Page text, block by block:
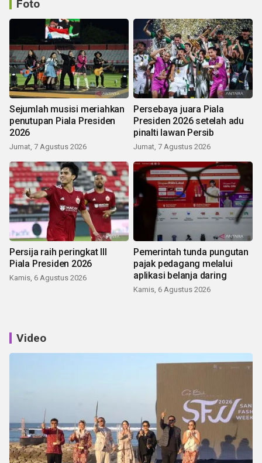
Foto
Sejumlah musisi meriahkan
penutupan Piala Presiden
2026
Jumat, 7 Agustus 2026
Persebaya juara Piala
Presiden 2026 setelah adu
pinalti lawan Persib
Jumat, 7 Agustus 2026
Persija raih peringkat III
Piala Presiden 2026
Kamis, 6 Agustus 2026
Pemerintah tunda pungutan
pajak pedagang melalui
aplikasi belanja daring
Kamis, 6 Agustus 2026
Video